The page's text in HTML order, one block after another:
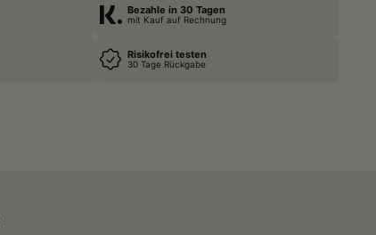
Bezahle in 30 Tagen
mit Kauf auf Rechnung
Risikofrei testen
30 Tage Rückgabe